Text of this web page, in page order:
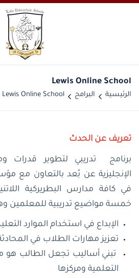
Lewis Online School
الرئيسية البرامج Lewis Online School
تعريف عن الحدث
برنامج تدريبي لتطوير قدرات
الإنجليزية عن بُعد بالتعاون مع
في كافة مدارس البطريركية
خمسة مواضيع تدريبية للمعلمين
الإبداع في استخدام الموارد
تعزيز مهارات الطلاب في
تبني أساليب تجعل الطالب هو
التعلمية ومركزها